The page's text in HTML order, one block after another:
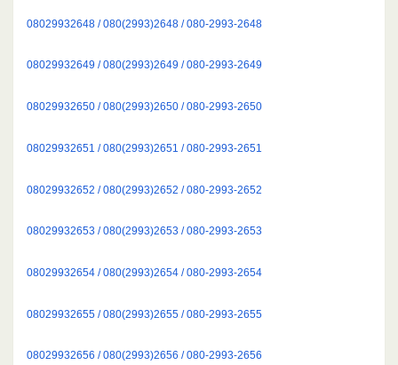
08029932648 / 080(2993)2648 / 080-2993-2648
08029932649 / 080(2993)2649 / 080-2993-2649
08029932650 / 080(2993)2650 / 080-2993-2650
08029932651 / 080(2993)2651 / 080-2993-2651
08029932652 / 080(2993)2652 / 080-2993-2652
08029932653 / 080(2993)2653 / 080-2993-2653
08029932654 / 080(2993)2654 / 080-2993-2654
08029932655 / 080(2993)2655 / 080-2993-2655
08029932656 / 080(2993)2656 / 080-2993-2656